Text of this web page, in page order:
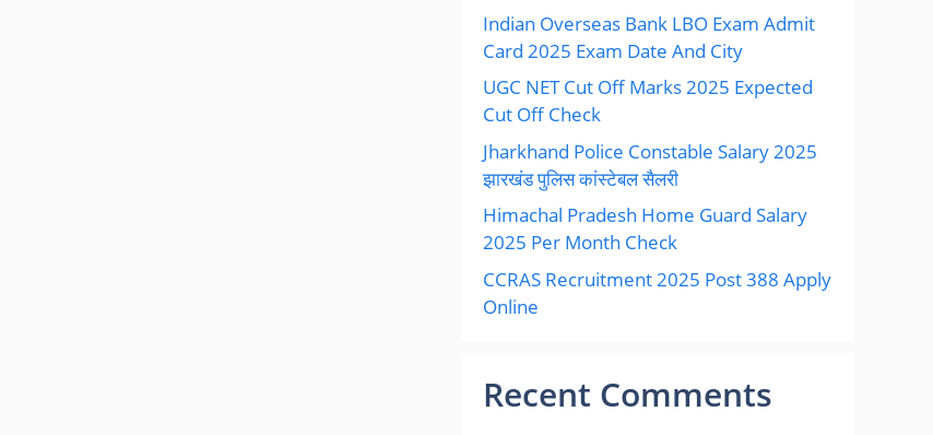
Indian Overseas Bank LBO Exam Admit
Card 2025 Exam Date And City
UGC NET Cut Off Marks 2025 Expected
Cut Off Check
Jharkhand Police Constable Salary 2025
झारखंड पुलिस कांस्टेबल सैलरी
Himachal Pradesh Home Guard Salary
2025 Per Month Check
CCRAS Recruitment 2025 Post 388 Apply
Online
Recent Comments